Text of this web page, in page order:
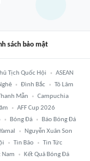
sách bảo mật
Tịch Quốc Hội
ASEAN
Đình Bắc
Tô Lâm
Mẫn
Campuchia
AFF Cup 2026
Bóng Đá
Báo Bóng Đá
Nguyễn Xuân Son
Tin Bão
Tin Tức
Nam Kết Quả Bóng Đá